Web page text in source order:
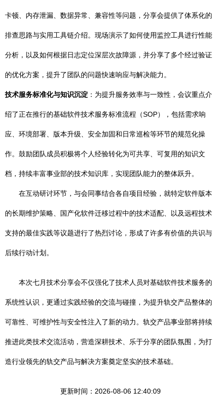
卡顿、内存泄漏、数据异常、兼容性等问题，分享会提供了体系化的
排查思路与实用工具链介绍。现场演示了如何使用监控工具进行性能
分析，以及如何根据日志定位深层次故障源，并分享了多个经过验证
的优化方案，提升了团队的问题快速响应与解决能力。
技术服务标准化与知识沉淀 ：为提升服务效率与一致性，会议重点介
绍了正在推行的基础软件技术服务标准流程（SOP），包括需求响
应、环境部署、版本升级、安全加固和日常巡检等环节的规范化操
作。鼓励团队成员积极将个人经验转化为可共享、可复用的知识文
档，持续丰富事业部的技术知识库，实现团队能力的整体跃升。
在互动研讨环节，与会同事结合各自项目经验，就特定软件版本
的长期维护策略、国产化软件迁移过程中的技术适配、以及远程技术
支持的最佳实践等议题进行了热烈讨论，形成了许多有价值的共识与
后续行动计划。
本次七月技术分享会不仅强化了技术人员对基础软件技术服务的
系统性认识，更通过实践经验的交流与碰撞，为提升轨交产品整体的
可靠性、可维护性与安全性注入了新的动力。轨交产品事业部将持续
推进此类技术交流活动，营造深耕技术、乐于分享的团队氛围，为打
造行业领先的轨交产品与解决方案奠定坚实的技术基础。
更新时间：2026-08-06 12:40:09